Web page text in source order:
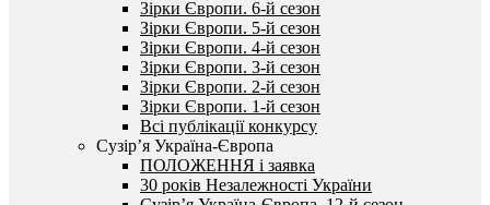
Зірки Європи. 6-й сезон
Зірки Європи. 5-й сезон
Зірки Європи. 4-й сезон
Зірки Європи. 3-й сезон
Зірки Європи. 2-й сезон
Зірки Європи. 1-й сезон
Всі публікації конкурсу
Сузір’я Україна-Європа
ПОЛОЖЕННЯ і заявка
30 років Незалежності України